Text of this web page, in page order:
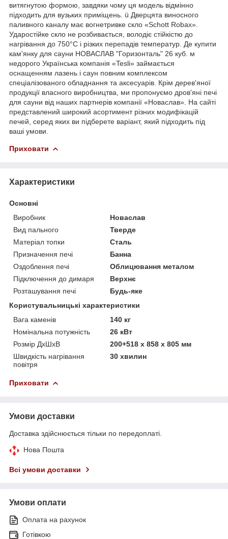
витягнутою формою, завдяки чому ця модель відмінно
підходить для вузьких приміщень. ü Дверцята виносного
паливного каналу має вогнетривке скло «Schott Robax».
Ударостійке скло не розбивається, володіє стійкістю до
нагрівання до 750°C і різких перепадів температур. Де купити
кам'янку для сауни НОВАСЛАВ "Горизонталь" 26 куб. м
недорого Українська компанія «Tesli» займається
оснащенням лазень і саун повним комплексом
спеціалізованого обладнання та аксесуарів. Крім дерев'яної
продукції власного виробництва, ми пропонуємо дров'яні печі
для сауни від наших партнерів компанії «Новаслав». На сайті
представлений широкий асортимент різних модифікацій
печей, серед яких ви підберете варіант, який підходить під
ваші умови.
Приховати
Характеристики
Основні
Виробник
Новаслав
Вид пального
Тверде
Матеріал топки
Сталь
Призначення печі
Банна
Оздоблення печі
Облицювання металом
Підключення до димаря
Верхнє
Розташування печі
Будь-яке
Користувальницькі характеристики
Вага каменів
140 кг
Номінальна потужність
26 кВт
Розмір ДхШхВ
200+518 x 858 x 805 мм
Швидкість нагрівання
повітря
30 хвилин
Приховати
Умови доставки
Доставка здійснюється тільки по передоплаті.
Нова Пошта
Всі умови доставки
Умови оплати
Оплата на рахунок
Готівкою